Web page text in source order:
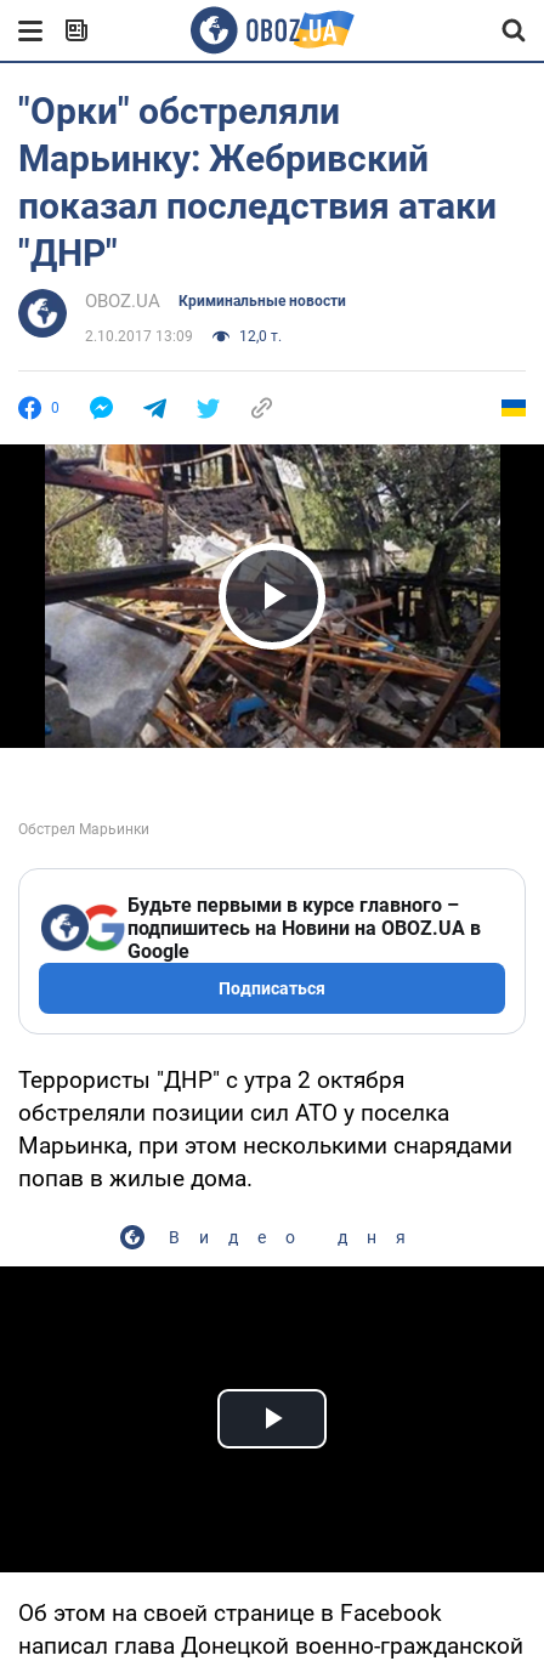
"Орки" обстреляли
Марьинку: Жебривский
показал последствия атаки
"ДНР"
OBOZ.UA Криминальные новости
2.10.2017 13:09 12,0 т.
0
Play Video
Будьте первыми в курсе главного –
подпишитесь на Новини на OBOZ.UA в
Google
Подписаться
Террористы "ДНР" с утра 2 октября
обстреляли позиции сил АТО у поселка
Марьинка, при этом несколькими снарядами
попав в жилые дома.
Видео дня
Play Video
Об этом на своей странице в Facebook
написал глава Донецкой военно-гражданской